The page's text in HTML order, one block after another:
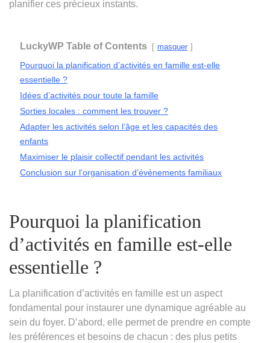
planifier ces précieux instants.
LuckyWP Table of Contents masquer
Pourquoi la planification d’activités en famille est-elle
essentielle ?
Idées d’activités pour toute la famille
Sorties locales : comment les trouver ?
Adapter les activités selon l’âge et les capacités des
enfants
Maximiser le plaisir collectif pendant les activités
Conclusion sur l’organisation d’événements familiaux
Pourquoi la planification
d’activités en famille est-elle
essentielle ?
La planification d’activités en famille est un aspect
fondamental pour instaurer une dynamique agréable au
sein du foyer. D’abord, elle permet de prendre en compte
les préférences et besoins de chacun : des plus petits